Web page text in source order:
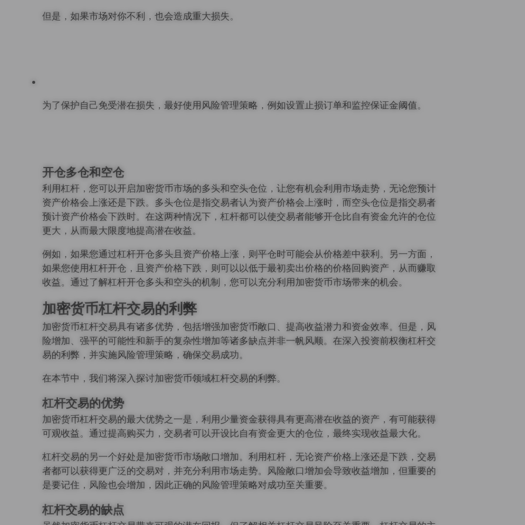
但是，如果市场对你不利，也会造成重大损失。
为了保护自己免受潜在损失，最好使用风险管理策略，例如设置止损订单和监控保证金阈值。
开仓多仓和空仓
利用杠杆，您可以开启加密货币市场的多头和空头仓位，让您有机会利用市场走势，无论您预计
资产价格会上涨还是下跌。多头仓位是指交易者认为资产价格会上涨时，而空头仓位是指交易者
预计资产价格会下跌时。在这两种情况下，杠杆都可以使交易者能够开仓比自有资金允许的仓位
更大，从而最大限度地提高潜在收益。
例如，如果您通过杠杆开仓多头且资产价格上涨，则平仓时可能会从价格差中获利。另一方面，
如果您使用杠杆开仓，且资产价格下跌，则可以以低于最初卖出价格的价格回购资产，从而赚取
收益。通过了解杠杆开仓多头和空头的机制，您可以充分利用加密货币市场带来的机会。
加密货币杠杆交易的利弊
加密货币杠杆交易具有诸多优势，包括增强加密货币敞口、提高收益潜力和资金效率。但是，风
险增加、强平的可能性和新手的复杂性增加等诸多缺点并非一帆风顺。在深入投资前权衡杠杆交
易的利弊，并实施风险管理策略，确保交易成功。
在本节中，我们将深入探讨加密货币领域杠杆交易的利弊。
杠杆交易的优势
加密货币杠杆交易的最大优势之一是，利用少量资金获得具有更高潜在收益的资产，有可能获得
可观收益。通过提高购买力，交易者可以开设比自有资金更大的仓位，最终实现收益最大化。
杠杆交易的另一个好处是加密货币市场敞口增加。利用杠杆，无论资产价格上涨还是下跌，交易
者都可以获得更广泛的交易对，并充分利用市场走势。风险敞口增加会导致收益增加，但重要的
是要记住，风险也会增加，因此正确的风险管理策略对成功至关重要。
杠杆交易的缺点